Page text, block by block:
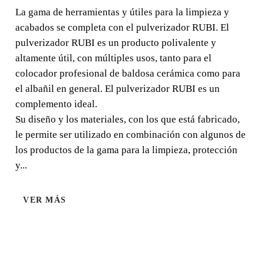
acabados se completa con el pulverizador RUBI. El
pulverizador RUBI es un producto polivalente y
altamente útil, con múltiples usos, tanto para el colocador
profesional de baldosa cerámica como para el albañil en
general. El pulverizador RUBI es un complemento ideal.
La gama de herramientas y útiles para la limpieza y
acabados se completa con el pulverizador RUBI. El
pulverizador RUBI es un producto polivalente y
altamente útil, con múltiples usos, tanto para el
colocador profesional de baldosa cerámica como para
el albañil en general. El pulverizador RUBI es un
complemento ideal.
Su diseño y los materiales, con los que está fabricado,
le permite ser utilizado en combinación con algunos de
los productos de la gama para la limpieza, protección
y...
VER MÁS